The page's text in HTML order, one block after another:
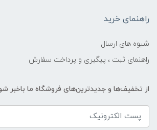
راهنمای خرید
شیوه های ارسال
راهنمای ثبت ، پیگیری و پرداخت سفارش
از تخفیف‌ها و جدیدترین‌های فروشگاه ما باخبر